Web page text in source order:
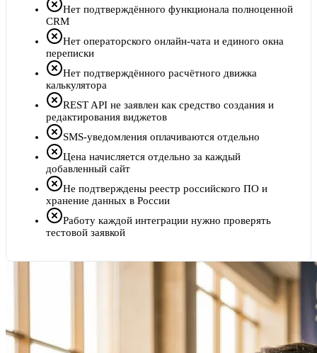
Нет подтверждённого функционала полноценной
CRM
Нет операторского онлайн-чата и единого окна
переписки
Нет подтверждённого расчётного движка
калькулятора
REST API не заявлен как средство создания и
редактирования виджетов
SMS-уведомления оплачиваются отдельно
Цена начисляется отдельно за каждый
добавленный сайт
Не подтверждены реестр российского ПО и
хранение данных в России
Работу каждой интеграции нужно проверять
тестовой заявкой